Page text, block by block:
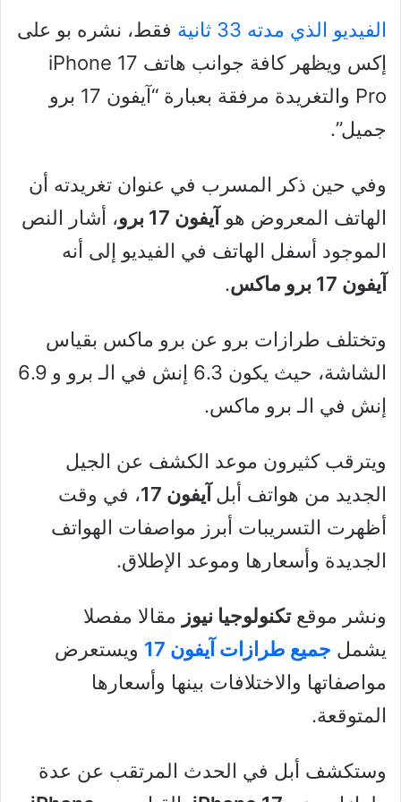
الفيديو الذي مدته 33 ثانية
فقط، نشره بو على
إكس ويظهر كافة جوانب هاتف iPhone 17
Pro والتغريدة مرفقة بعبارة “آيفون 17 برو
جميل”.
وفي حين ذكر المسرب في عنوان تغريدته أن
الهاتف المعروض هو آيفون 17 برو
، أشار النص
الموجود أسفل الهاتف في الفيديو إلى أنه
آيفون 17 برو ماكس
.
وتختلف طرازات برو عن برو ماكس بقياس
الشاشة، حيث يكون 6.3 إنش في الـ برو و 6.9
إنش في الـ برو ماكس.
ويترقب كثيرون موعد الكشف عن الجيل
الجديد من هواتف أبل آيفون 17
، في وقت
أظهرت التسريبات أبرز مواصفات الهواتف
الجديدة وأسعارها وموعد الإطلاق.
ونشر موقعتكنولوجيا نيوز مقالا مفصلا
يشمل جميع طرازات آيفون 17
ويستعرض
مواصفاتها والاختلافات بينها وأسعارها
المتوقعة.
وستكشف أبل في الحدث المرتقب عن عدة